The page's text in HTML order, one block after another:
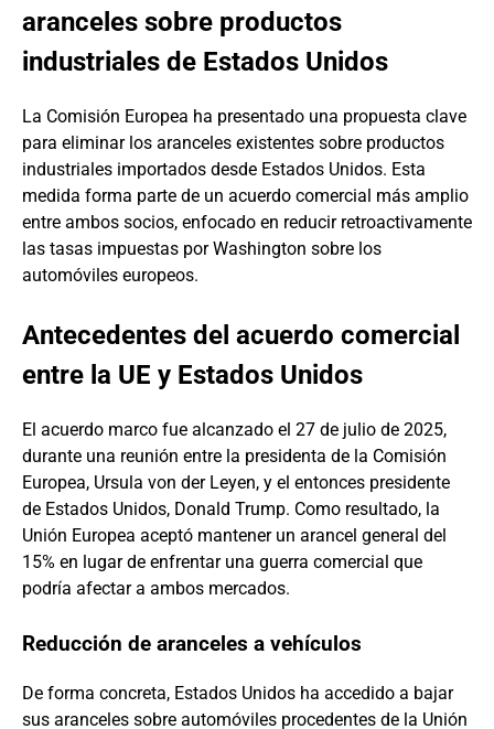
aranceles sobre productos
industriales de Estados Unidos
La Comisión Europea ha presentado una propuesta clave
para eliminar los aranceles existentes sobre productos
industriales importados desde Estados Unidos. Esta
medida forma parte de un acuerdo comercial más amplio
entre ambos socios, enfocado en reducir retroactivamente
las tasas impuestas por Washington sobre los
automóviles europeos.
Antecedentes del acuerdo comercial
entre la UE y Estados Unidos
El acuerdo marco fue alcanzado el 27 de julio de 2025,
durante una reunión entre la presidenta de la Comisión
Europea, Ursula von der Leyen, y el entonces presidente
de Estados Unidos, Donald Trump. Como resultado, la
Unión Europea aceptó mantener un arancel general del
15% en lugar de enfrentar una guerra comercial que
podría afectar a ambos mercados.
Reducción de aranceles a vehículos
De forma concreta, Estados Unidos ha accedido a bajar
sus aranceles sobre automóviles procedentes de la Unión